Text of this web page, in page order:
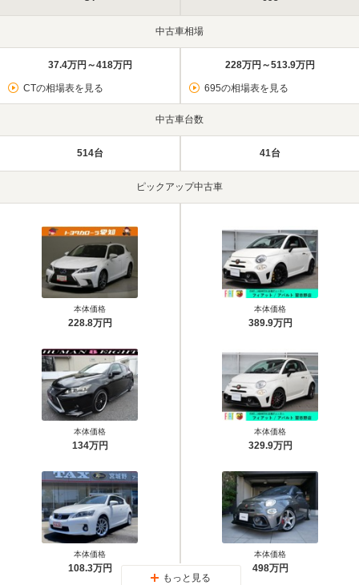
中古車相場
37.4万円～418万円
CTの相場表を見る
228万円～513.9万円
695の相場表を見る
中古車台数
514台 41台
ピックアップ中古車
本体価格
228.8万円
本体価格
134万円
本体価格
108.3万円
本体価格
389.9万円
本体価格
329.9万円
本体価格
498万円
もっと見る